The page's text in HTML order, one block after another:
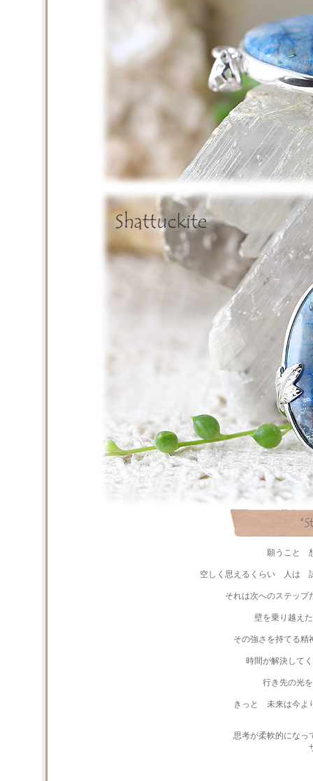
願うこと
空しく思えるくらい 人は
それは次へのステップ
壁を乗り越え
その強さを持てる
時間が解決して
行き先の光
きっと 未来は今よ
思考が柔軟的にな